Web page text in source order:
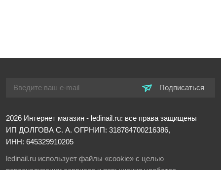
Подписаться
2026 Интернет магазин - ledinail.ru: все права защищены
ИП ДОЛГОВА С. А. ОГРНИП: 318784700216386,
ИНН: 645329910205
ledinail.ru использует файлы «cookie» с целью